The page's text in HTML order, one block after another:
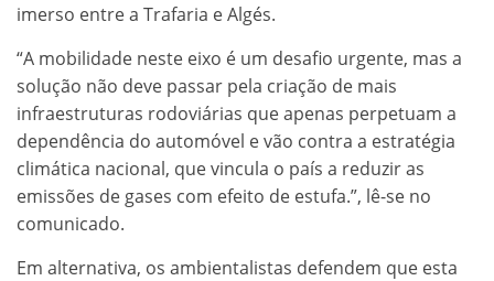
imerso entre a Trafaria e Algés.
“A mobilidade neste eixo é um desafio urgente, mas a
solução não deve passar pela criação de mais
infraestruturas rodoviárias que apenas perpetuam a
dependência do automóvel e vão contra a estratégia
climática nacional, que vincula o país a reduzir as
emissões de gases com efeito de estufa.”, lê-se no
comunicado.
Em alternativa, os ambientalistas defendem que esta